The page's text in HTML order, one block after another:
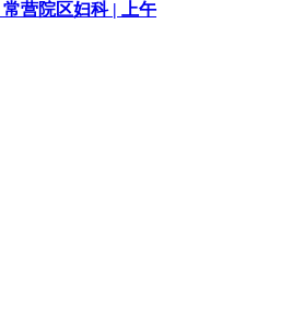
常营院区妇科 | 上午